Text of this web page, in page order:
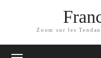
Zoom sur les